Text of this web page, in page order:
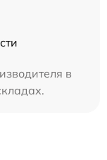
в